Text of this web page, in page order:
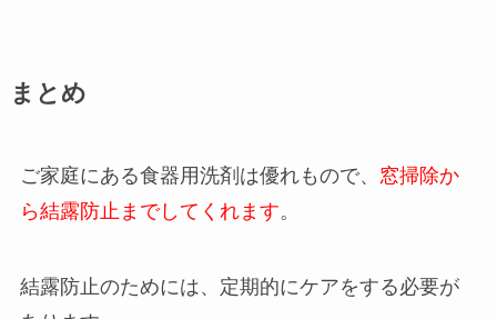
まとめ
ご家庭にある食器用洗剤は優れもので、 窓掃除か
ら結露防止までしてくれます。
結露防止のためには、定期的にケアをする必要が